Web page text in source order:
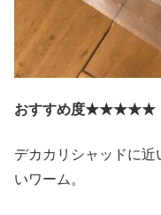
おすすめ度★★★★★
デカカリシャッドに近
いワーム。